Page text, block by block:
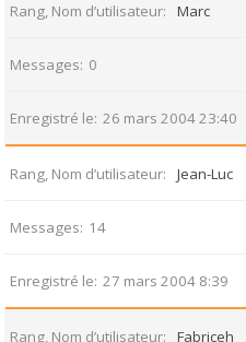
Rang, Nom d’utilisateur Marc
Messages 0
Enregistré le 26 mars 2004 23:40
Rang, Nom d’utilisateur Jean-Luc
Messages 14
Enregistré le 27 mars 2004 8:39
Rang, Nom d’utilisateur Fabriceh